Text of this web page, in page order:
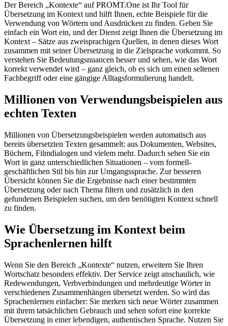
Der Bereich „Kontexte“ auf PROMT.One ist Ihr Tool für
Übersetzung im Kontext und hilft Ihnen, echte Beispiele für die
Verwendung von Wörtern und Ausdrücken zu finden. Geben Sie
einfach ein Wort ein, und der Dienst zeigt Ihnen die Übersetzung im
Kontext – Sätze aus zweisprachigen Quellen, in denen dieses Wort
zusammen mit seiner Übersetzung in die Zielsprache vorkommt. So
verstehen Sie Bedeutungsnuancen besser und sehen, wie das Wort
korrekt verwendet wird – ganz gleich, ob es sich um einen seltenen
Fachbegriff oder eine gängige Alltagsformulierung handelt.
Millionen von Verwendungsbeispielen aus
echten Texten
Millionen von Übersetzungsbeispielen werden automatisch aus
bereits übersetzten Texten gesammelt: aus Dokumenten, Websites,
Büchern, Filmdialogen und vielem mehr. Dadurch sehen Sie ein
Wort in ganz unterschiedlichen Situationen – vom formell-
geschäftlichen Stil bis hin zur Umgangssprache. Zur besseren
Übersicht können Sie die Ergebnisse nach einer bestimmten
Übersetzung oder nach Thema filtern und zusätzlich in den
gefundenen Beispielen suchen, um den benötigten Kontext schnell
zu finden.
Wie Übersetzung im Kontext beim
Sprachenlernen hilft
Wenn Sie den Bereich „Kontexte“ nutzen, erweitern Sie Ihren
Wortschatz besonders effektiv. Der Service zeigt anschaulich, wie
Redewendungen, Verbverbindungen und mehrdeutige Wörter in
verschiedenen Zusammenhängen übersetzt werden. So wird das
Sprachenlernen einfacher: Sie merken sich neue Wörter zusammen
mit ihrem tatsächlichen Gebrauch und sehen sofort eine korrekte
Übersetzung in einer lebendigen, authentischen Sprache. Nutzen Sie